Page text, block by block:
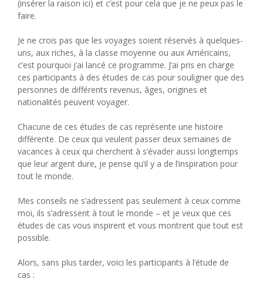
(insérer la raison ici) et c’est pour cela que je ne peux pas le
faire.
Je ne crois pas que les voyages soient réservés à quelques-
uns, aux riches, à la classe moyenne ou aux Américains,
c’est pourquoi j’ai lancé ce programme. J’ai pris en charge
ces participants à des études de cas pour souligner que des
personnes de différents revenus, âges, origines et
nationalités peuvent voyager.
Chacune de ces études de cas représente une histoire
différente. De ceux qui veulent passer deux semaines de
vacances à ceux qui cherchent à s’évader aussi longtemps
que leur argent dure, je pense qu’il y a de l’inspiration pour
tout le monde.
Mes conseils ne s’adressent pas seulement à ceux comme
moi, ils s’adressent à tout le monde – et je veux que ces
études de cas vous inspirent et vous montrent que tout est
possible.
Alors, sans plus tarder, voici les participants à l’étude de
cas :